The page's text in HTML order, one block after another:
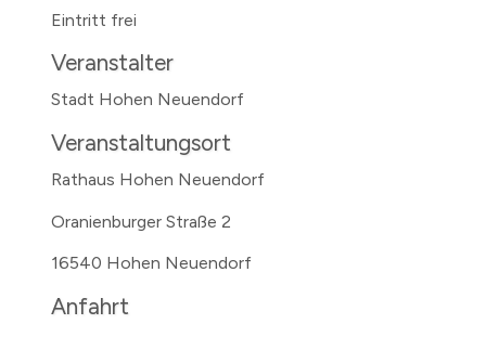
Eintritt frei
Veranstalter
Stadt Hohen Neuendorf
Veranstaltungsort
Rathaus Hohen Neuendorf
Oranienburger Straße 2
16540 Hohen Neuendorf
Anfahrt